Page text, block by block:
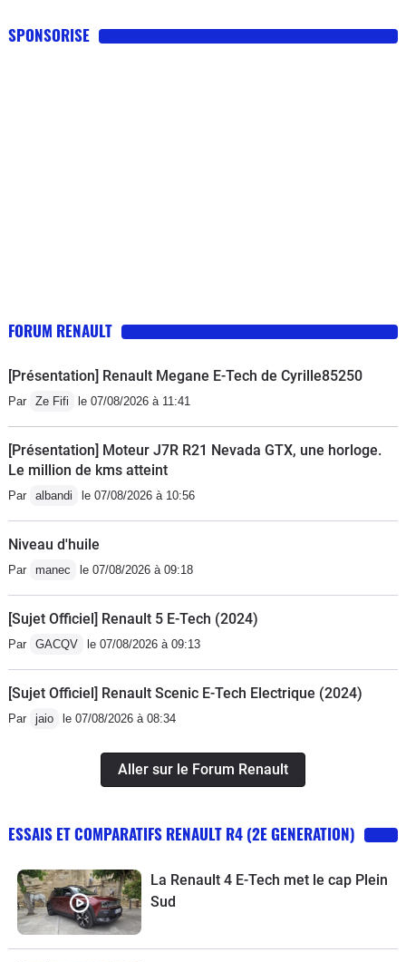
SPONSORISE
FORUM RENAULT
[Présentation] Renault Megane E-Tech de Cyrille85250
Par Ze Fifi le 07/08/2026 à 11:41
[Présentation] Moteur J7R R21 Nevada GTX, une horloge.
Le million de kms atteint
Par albandi le 07/08/2026 à 10:56
Niveau d'huile
Par manec le 07/08/2026 à 09:18
[Sujet Officiel] Renault 5 E-Tech (2024)
Par GACQV le 07/08/2026 à 09:13
[Sujet Officiel] Renault Scenic E-Tech Electrique (2024)
Par jaio le 07/08/2026 à 08:34
Aller sur le Forum Renault
ESSAIS ET COMPARATIFS RENAULT R4 (2E GENERATION)
La Renault 4 E-Tech met le cap Plein
Sud